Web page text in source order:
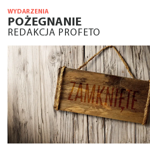
WYDARZENIA
POŻEGNANIE
REDAKCJA PROFETO